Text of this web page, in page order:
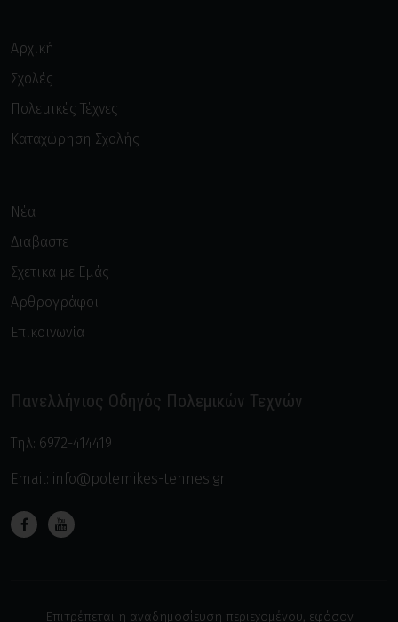
Αρχική
Σχολές
Πολεμικές Τέχνες
Καταχώρηση Σχολής
Νέα
Διαβάστε
Σχετικά με Εμάς
Αρθρογράφοι
Επικοινωνία
Πανελλήνιος Οδηγός Πολεμικών Τεχνών
Τηλ: 6972-414419
Email: info@polemikes-tehnes.gr
Επιτρέπεται η αναδημοσίευση περιεχομένου, εφόσον